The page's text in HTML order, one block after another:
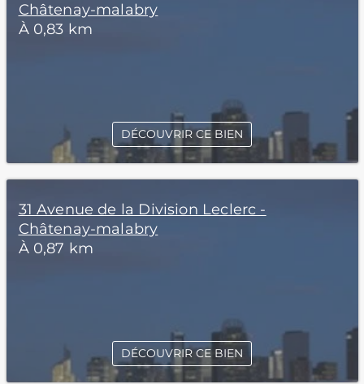
Châtenay-malabry
À 0,83 km
DÉCOUVRIR CE BIEN
31 Avenue de la Division Leclerc -
Châtenay-malabry
À 0,87 km
DÉCOUVRIR CE BIEN